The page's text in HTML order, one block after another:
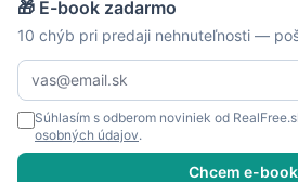
🎁 E-book zadarmo
10 chýb pri predaji nehnuteľnosti —
Súhlasím s odberom noviniek od
osobných údajov.
Chcem e-book